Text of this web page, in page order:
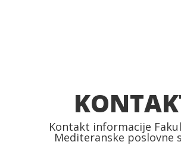
Kontakt informacije
Mediteranske poslovne